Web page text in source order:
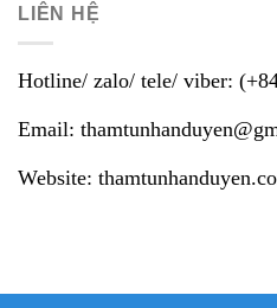
LIÊN HỆ
Hotline/ zalo/ tele/ viber:
Email:
Website: